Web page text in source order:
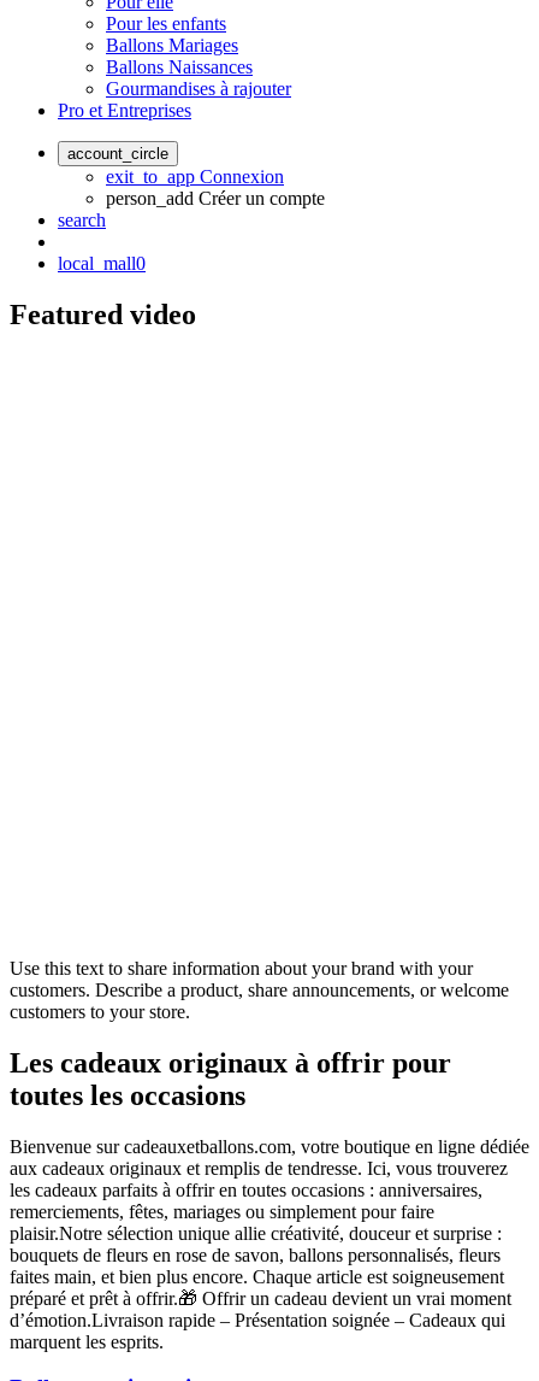
Pour les enfants
Ballons Mariages
Ballons Naissances
Gourmandises à rajouter
Pro et Entreprises
account_circle
exit_to_app Connexion
person_add Créer un compte
search
local_mall0
Featured video
Use this text to share information about your brand with your
customers. Describe a product, share announcements, or welcome
customers to your store.
Les cadeaux originaux à offrir pour
toutes les occasions
Bienvenue sur cadeauxetballons.com, votre boutique en ligne dédiée
aux cadeaux originaux et remplis de tendresse. Ici, vous trouverez
les cadeaux parfaits à offrir en toutes occasions : anniversaires,
remerciements, fêtes, mariages ou simplement pour faire
plaisir.Notre sélection unique allie créativité, douceur et surprise :
bouquets de fleurs en rose de savon, ballons personnalisés, fleurs
faites main, et bien plus encore. Chaque article est soigneusement
préparé et prêt à offrir.🎁 Offrir un cadeau devient un vrai moment
d’émotion.Livraison rapide – Présentation soignée – Cadeaux qui
marquent les esprits.